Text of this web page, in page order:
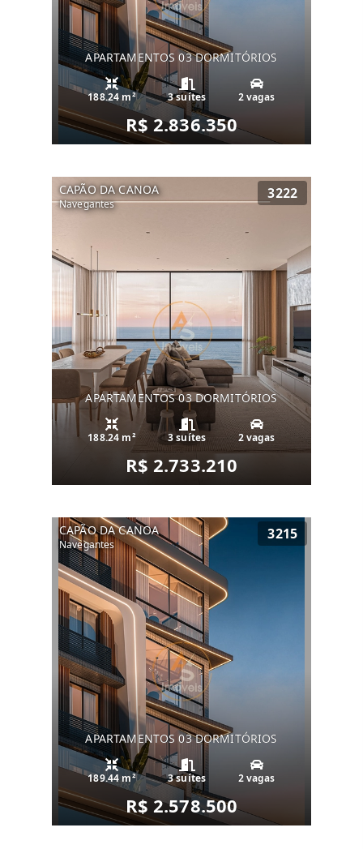
APARTAMENTOS 03 DORMITÓRIOS
188.24 m² 3 suítes 2 vagas
R$ 2.836.350
CAPÃO DA CANOA
Navegantes
3222
APARTAMENTOS 03 DORMITÓRIOS
188.24 m² 3 suítes 2 vagas
R$ 2.733.210
CAPÃO DA CANOA
Navegantes
3215
APARTAMENTOS 03 DORMITÓRIOS
189.44 m² 3 suítes 2 vagas
R$ 2.578.500